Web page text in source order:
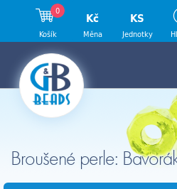
Broušené perle:
0
Košík
Kč
Měna
KS
Jednotky